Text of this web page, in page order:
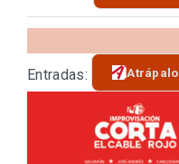
Entradas:
Atrápalo